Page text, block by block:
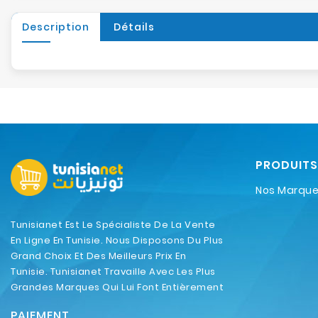
Description Détails
Tunisianet Est Le Spécialiste De La Vente
En Ligne En Tunisie. Nous Disposons Du Plus
Grand Choix Et Des Meilleurs Prix En
Tunisie. Tunisianet Travaille Avec Les Plus
Grandes Marques Qui Lui Font Entièrement
PRODUITS
Nos